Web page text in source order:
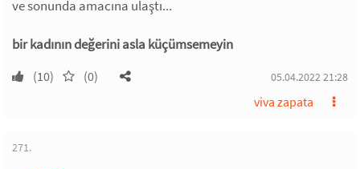
ve sonunda amacına ulaştı...
bir kadının değerini asla küçümsemeyin
(10) (0) 05.04.2022 21:28
viva zapata
271.